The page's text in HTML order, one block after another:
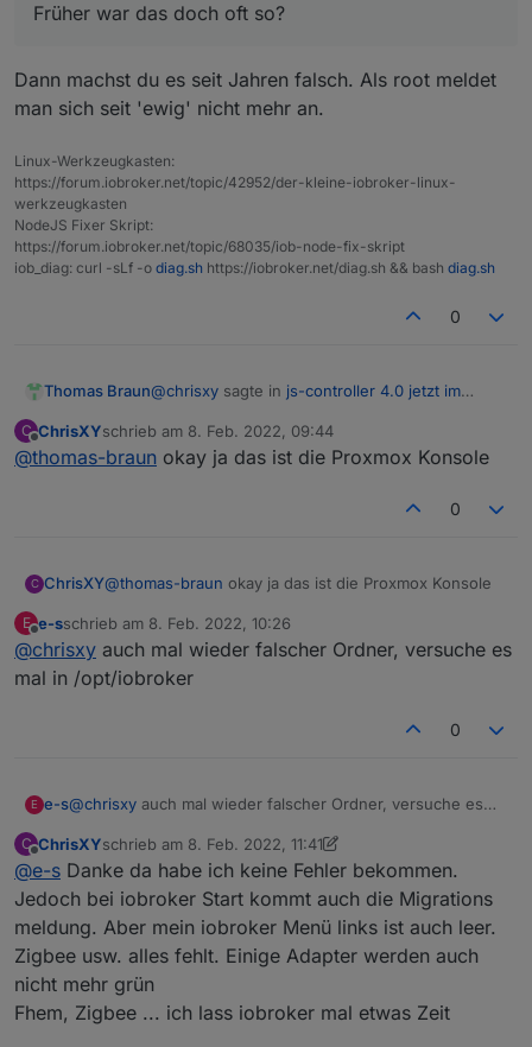
Früher war das doch oft so?
Dann machst du es seit Jahren falsch. Als root meldet
man sich seit 'ewig' nicht mehr an.
Linux-Werkzeugkasten:
https://forum.iobroker.net/topic/42952/der-kleine-iobroker-linux-
werkzeugkasten
NodeJS Fixer Skript:
https://forum.iobroker.net/topic/68035/iob-node-fix-skript
iob_diag: curl -sLf -o diag.sh https://iobroker.net/diag.sh && bash diag.sh
0
Thomas Braun@chrisxy sagte in js-controller 4.0 jetzt im
Kann sein aber das mach ich so schon seit
meldet man sich seit 'ewig' nicht mehr an.
C
Offline
ChrisXYschrieb am 8. Feb. 2022, 09:44
zuletzt editiert von
@thomas-braun okay ja das ist die Proxmox Konsole
0
C ChrisXY@thomas-braun okay ja das ist die Proxmox Konsole
E
Offline
e-sschrieb am 8. Feb. 2022, 10:26
zuletzt editiert von
@chrisxy auch mal wieder falscher Ordner, versuche es
mal in /opt/iobroker
0
E e-s@chrisxy auch mal wieder falscher Ordner, versuche es
C
Offline
ChrisXYschrieb am 8. Feb. 2022, 11:41
zuletzt editiert von ChrisXY2. Aug. 2022, 12:53
@e-s Danke da habe ich keine Fehler bekommen.
Jedoch bei iobroker Start kommt auch die Migrations
meldung. Aber mein iobroker Menü links ist auch leer.
Zigbee usw. alles fehlt. Einige Adapter werden auch
nicht mehr grün
Fhem, Zigbee ... ich lass iobroker mal etwas Zeit